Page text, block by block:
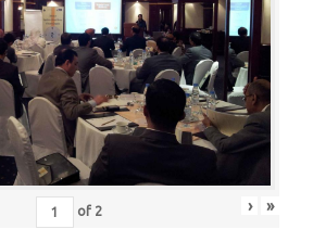
of 2 › »